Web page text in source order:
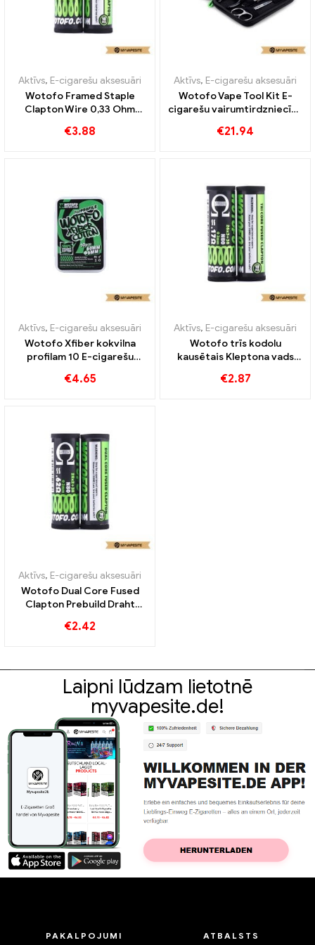
Aktīvs, E-cigarešu aksesuāri
Wotofo Framed Staple
Clapton Wire 0,33 Ohm
vairumtirdzniecība丨
€3.88
Aktīvs, E-cigarešu aksesuāri
Wotofo Vape Tool Kit E-
cigarešu vairumtirdzniecība
€21.94
Aktīvs, E-cigarešu aksesuāri
Wotofo Xfiber kokvilna
profilam 10 E-cigarešu
vairumtirdzniecība丨
€4.65
Aktīvs, E-cigarešu aksesuāri
Wotofo trīs kodolu
kausētais Kleptona vads
E-cigarešu
€2.87
Aktīvs, E-cigarešu aksesuāri
Wotofo Dual Core Fused
Clapton Prebuild Draht
Großhandel丨Pielāgots
€2.42
Laipni lūdzam lietotnē
myvapesite.de!
PAKALPOJUMI ATBALSTS